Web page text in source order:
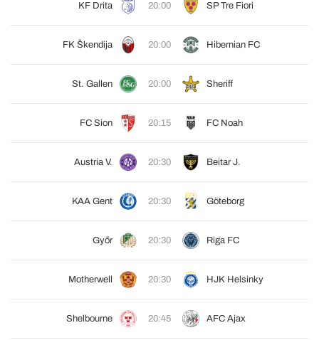
KF Drita 20:00 SP Tre Fiori
FK Škendija 20:00 Hibernian FC
St. Gallen 20:00 Sheriff
FC Sion 20:15 FC Noah
Austria V. 20:30 Beitar J.
KAA Gent 20:30 Göteborg
Győr 20:30 Riga FC
Motherwell 20:30 HJK Helsinky
Shelbourne 20:45 AFC Ajax